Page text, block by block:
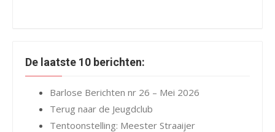
De laatste 10 berichten:
Barlose Berichten nr 26 – Mei 2026
Terug naar de Jeugdclub
Tentoonstelling: Meester Straaijer